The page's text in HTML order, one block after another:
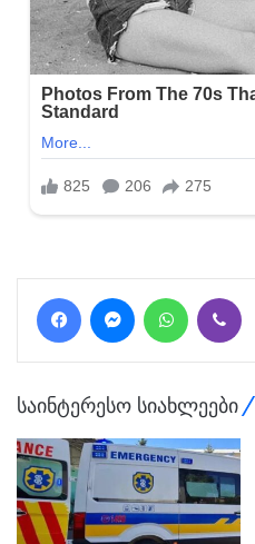
FacebookMessengerWhatsApp
საინტერესო სიახლეები